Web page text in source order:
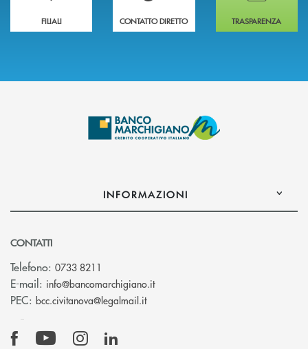
FILIALI CONTATTO DIRETTO TRASPARENZA
INFORMAZIONI
CONTATTI
Telefono: 0733 8211
E-mail: info@bancomarchigiano.it(si apre l’app di posta
PEC: bcc.civitanova@legalmail.it(si apre l’app di posta elettronica)